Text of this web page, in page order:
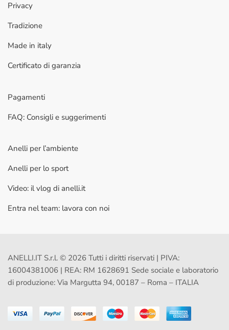
Privacy
Tradizione
Made in italy
Certificato di garanzia
Pagamenti
FAQ: Consigli e suggerimenti
Anelli per l’ambiente
Anelli per lo sport
Video: il vlog di anelli.it
Entra nel team: lavora con noi
ANELLI.IT S.r.l. © 2026 Tutti i diritti riservati | PIVA:
16004381006 | REA: RM 1628691 Sede sociale e laboratorio
di produzione: Via Margutta 94, 00187 – Roma – ITALIA